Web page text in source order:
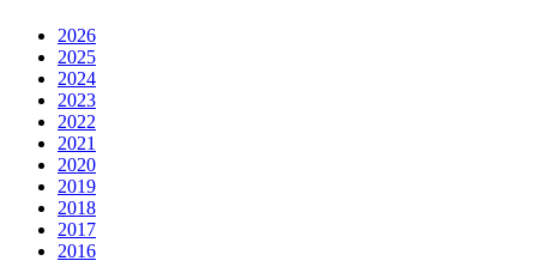
2026
2025
2024
2023
2022
2021
2020
2019
2018
2017
2016